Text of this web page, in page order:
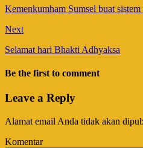
Kemenkumham Sumsel buat
Next
Selamat hari Bhakti Adhyaksa
Be the first to comment
Leave a Reply
Alamat email Anda tidak akan
Komentar